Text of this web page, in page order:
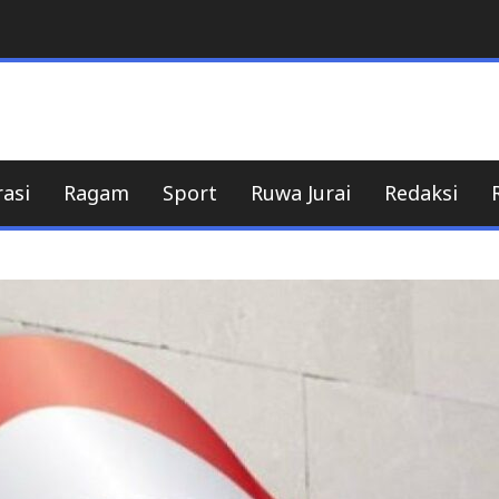
Ragam Sport Ruwa Jurai Redaksi